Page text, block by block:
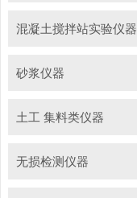
混凝土搅拌站实验仪器
砂浆仪器
土工 集料类仪器
无损检测仪器